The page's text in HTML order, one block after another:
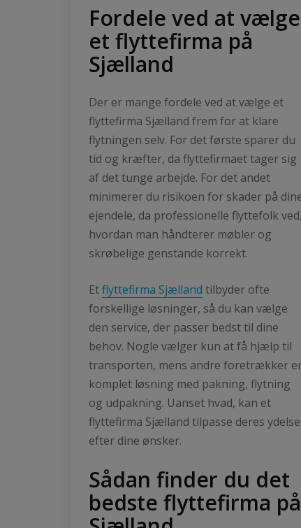
Fordele ved at vælge
et flyttefirma på
Sjælland
Der er mange fordele ved at vælge et
flyttefirma Sjælland frem for at klare
flytningen selv. For det første sparer du
tid og kræfter, da flyttefirmaet tager sig
af det tunge arbejde. For det andet
minimerer du risikoen for skader på
ejendele, da professionelle flyttefolk ved,
hvordan man håndterer møbler og
skrøbelige genstande korrekt.
Etflyttefirma Sjælland tilbyder ofte
forskellige løsninger, så du kan vælge
den service, der passer bedst til dine
behov. Nogle vælger kun at få hjælp til
transporten, mens andre foretrækker
komplet løsning med pakning, flytning
og udpakning. Uanset hvad, kan et
flyttefirma Sjælland tilpasse deres
efter dine ønsker.
Sådan finder du det
bedste flyttefirma på